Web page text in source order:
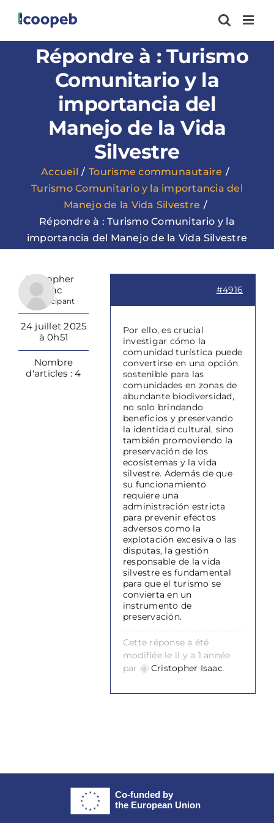
contenu
Répondre à : Turismo
Comunitario y la
importancia del
Manejo de la Vida
Silvestre
Accueil
Tourisme communautaire
Turismo Comunitario y la importancia del
Manejo de la Vida Silvestre
Répondre à : Turismo Comunitario y la
importancia del Manejo de la Vida Silvestre
Cristopher
Isaac
Participant
24 juillet 2025
à 0h51
Nombre
d'articles : 4
#4916
Por ello, es crucial
investigar cómo la
comunidad turística puede
convertirse en una opción
sostenible para las
comunidades en zonas de
abundante biodiversidad,
no solo brindando
beneficios y preservando
la identidad cultural, sino
también promoviendo la
preservación de los
ecosistemas y la vida
silvestre. Además de que
su funcionamiento
requiere una
administración estricta
para prevenir efectos
adversos como la
explotación excesiva o las
disputas, la gestión
responsable de la vida
silvestre es fundamental
para que el turismo se
convierta en un
instrumento de
preservación.
Cette réponse a été
modifiée le il y a 1 année
par
Cristopher Isaac.